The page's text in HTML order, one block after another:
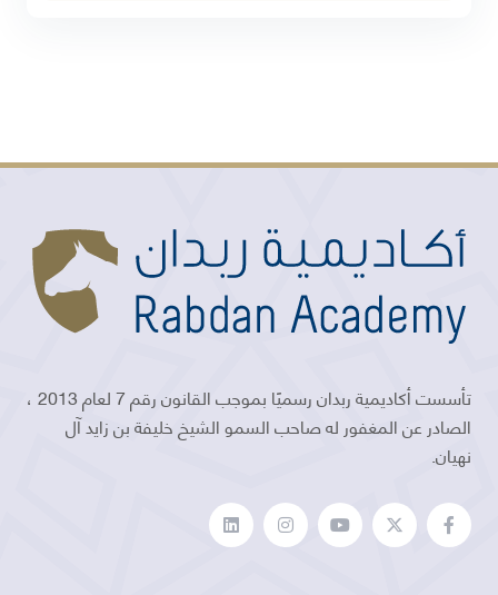
تأسست أكاديمية ربدان رسميًا بموجب القانون رقم 7 لعام 2013 ،
الصادر عن المغفور له صاحب السمو الشيخ خليفة بن زايد آل
نهيان.